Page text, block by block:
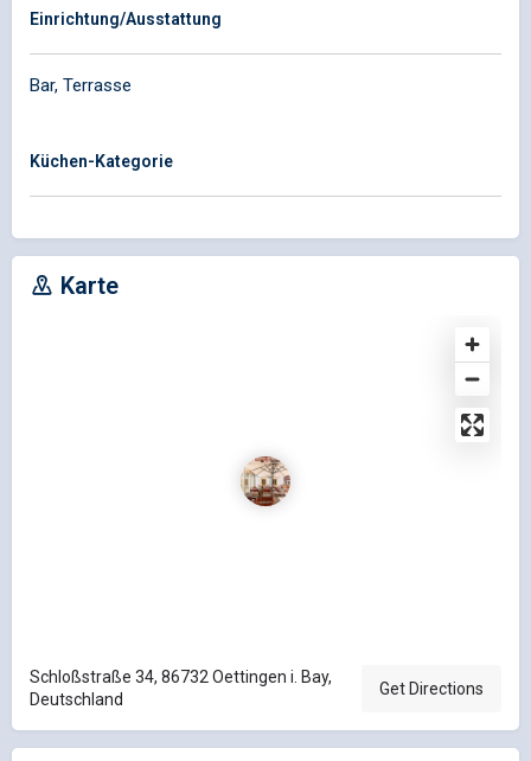
Einrichtung/Ausstattung
Bar, Terrasse
Küchen-Kategorie
Karte
Schloßstraße 34, 86732 Oettingen i. Bay,
Deutschland
Get Directions